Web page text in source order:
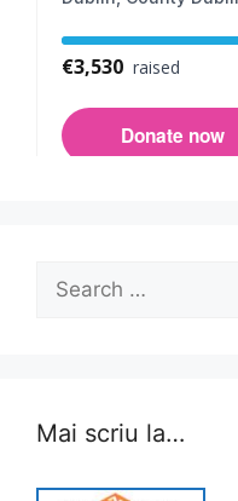
Search
for:
Mai scriu la…